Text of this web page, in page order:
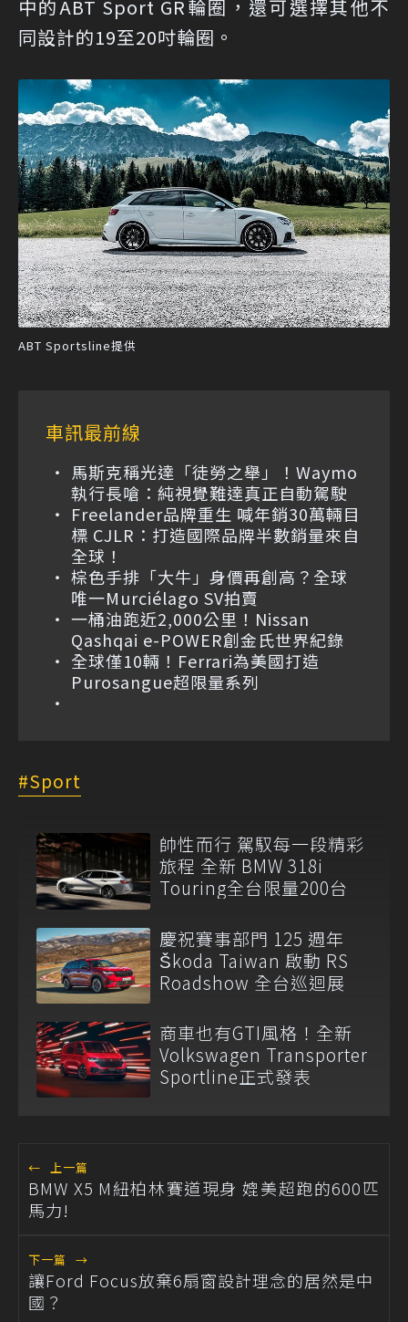
中的ABT Sport GR輪圈，還可選擇其他不
同設計的19至20吋輪圈。
ABT Sportsline提供
車訊最前線
馬斯克稱光達「徒勞之舉」！Waymo
執行長嗆：純視覺難達真正自動駕駛
Freelander品牌重生 喊年銷30萬輛目
標 CJLR：打造國際品牌半數銷量來自
全球！
棕色手排「大牛」身價再創高？全球
唯一Murciélago SV拍賣
一桶油跑近2,000公里！Nissan
Qashqai e-POWER創金氏世界紀錄
全球僅10輛！Ferrari為美國打造
Purosangue超限量系列
Sport
帥性而行 駕馭每一段精彩
旅程 全新 BMW 318i
Touring全台限量200台
慶祝賽事部門 125 週年
Škoda Taiwan 啟動 RS
Roadshow 全台巡迴展
商車也有GTI風格！全新
Volkswagen Transporter
Sportline正式發表
← 上一篇
BMW X5 M紐柏林賽道現身 媲美超跑的600匹
馬力!
下一篇 →
讓Ford Focus放棄6扇窗設計理念的居然是中
國？